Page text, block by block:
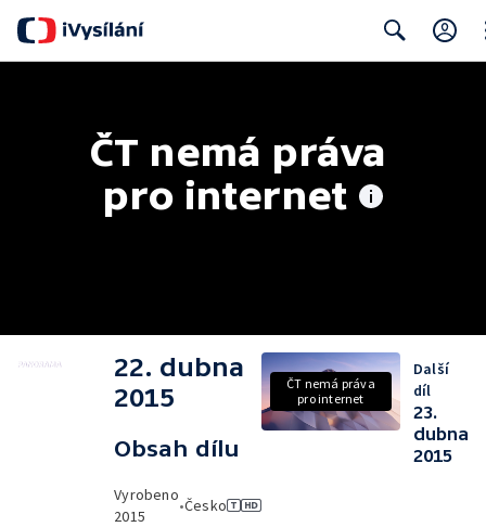
ČT nemá práva
pro internet
22. dubna
2015
Obsah dílu
Vyrobeno
2015
•Česko
ČT nemá práva
pro internet
Další
díl
23.
dubna
2015